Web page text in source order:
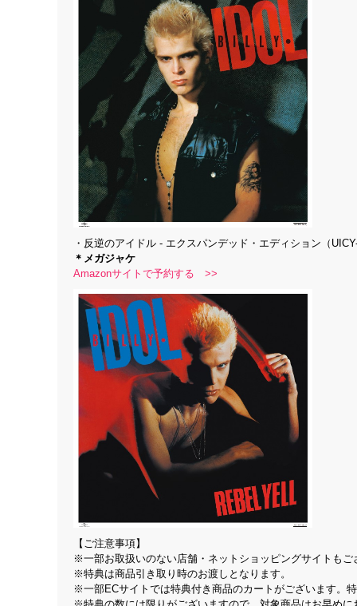
・反逆のアイドル - エクスパンデッド・エディション（UICY-
＊メガジャケ
Amazonサイトで予約する >>
【ご注意事項】
※一部お取扱いのない店舗・ネットショッピングサイトも
※特典は商品引き取り時のお渡しとなります。
※一部ECサイトでは特典付き商品のカートがございます。